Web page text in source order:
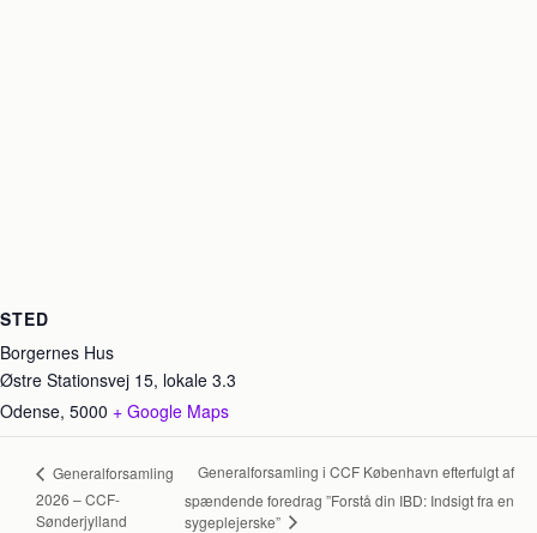
STED
Borgernes Hus
Østre Stationsvej 15, lokale 3.3
Odense, 5000 + Google Maps
Generalforsamling
2026 – CCF-
Sønderjylland
Generalforsamling i CCF København efterfulgt af
spændende foredrag ”Forstå din IBD: Indsigt fra en
sygeplejerske”